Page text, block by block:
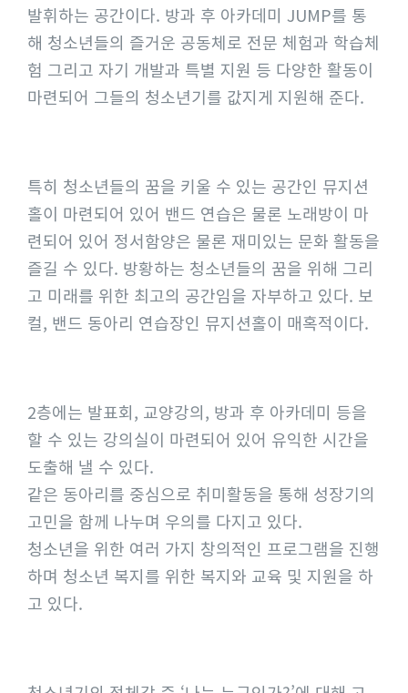
발휘하는 공간이다. 방과 후 아카데미 JUMP를 통
해 청소년들의 즐거운 공동체로 전문 체험과 학습체
험 그리고 자기 개발과 특별 지원 등 다양한 활동이
마련되어 그들의 청소년기를 값지게 지원해 준다.
특히 청소년들의 꿈을 키울 수 있는 공간인 뮤지션
홀이 마련되어 있어 밴드 연습은 물론 노래방이 마
련되어 있어 정서함양은 물론 재미있는 문화 활동을
즐길 수 있다. 방황하는 청소년들의 꿈을 위해 그리
고 미래를 위한 최고의 공간임을 자부하고 있다. 보
컬, 밴드 동아리 연습장인 뮤지션홀이 매혹적이다.
2층에는 발표회, 교양강의, 방과 후 아카데미 등을
할 수 있는 강의실이 마련되어 있어 유익한 시간을
도출해 낼 수 있다.
같은 동아리를 중심으로 취미활동을 통해 성장기의
고민을 함께 나누며 우의를 다지고 있다.
청소년을 위한 여러 가지 창의적인 프로그램을 진행
하며 청소년 복지를 위한 복지와 교육 및 지원을 하
고 있다.